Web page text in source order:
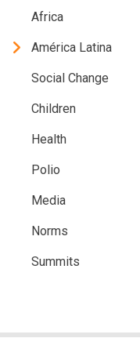
Africa
América Latina
Social Change
Children
Health
Polio
Media
Norms
Summits